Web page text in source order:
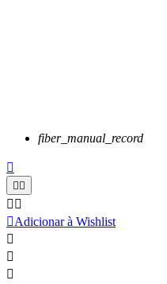
fiber_manual_record

 
 
Adicionar à Wishlist


